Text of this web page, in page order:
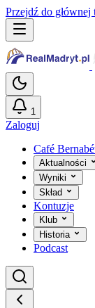
Przejdź do głównej
1
Zaloguj
Café
Aktualności
Wyniki
Skład
Kontuzje
Klub
Historia
Podcast